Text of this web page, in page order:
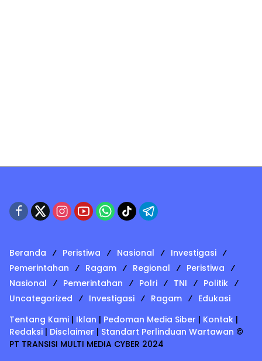
Beranda Peristiwa Nasional
Investigasi
Pemerintahan
Ragam Regional
Peristiwa
Nasional
Pemerintahan Polri TNI
Politik
Uncategorized
Investigasi Ragam
Edukasi
Tentang Kami | Iklan | Pedoman Media Siber | Kontak |
Redaksi | Disclaimer | Standart Perlinduan Wartawan ©
PT TRANSISI MULTI MEDIA CYBER 2024